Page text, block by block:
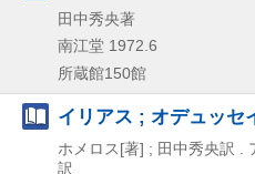
田中秀央著
南江堂 1972.6
所蔵館150館
イリアス ; オデュッセ
ホメロス[著] ; 田中秀央訳 .
訳